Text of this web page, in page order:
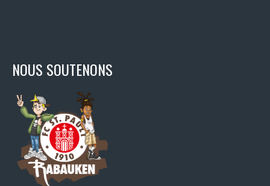
NOUS SOUTENONS